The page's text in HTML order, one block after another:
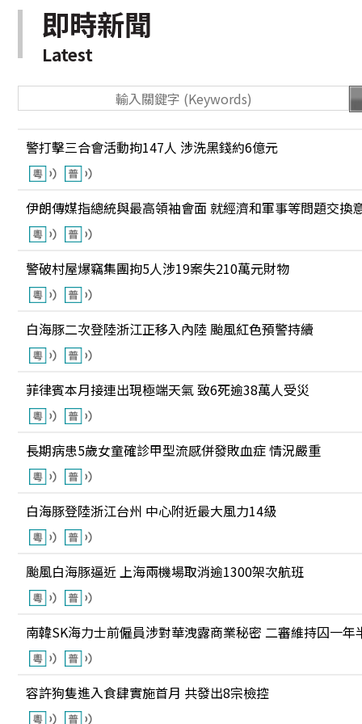
即時新聞
Latest
警打擊三合會活動拘147人 涉洗黑錢約6億元
伊朗傳媒指總統與最高領袖會面 就經濟和軍事等問題交換
警破村屋爆竊集團拘5人涉19案失210萬元財物
白海豚二次登陸浙江正移入內陸 颱風紅色預警持續
菲律賓本月接連出現極端天氣 致6死逾38萬人受災
長期病患5歲女童確診甲型流感併發敗血症 情況嚴重
白海豚登陸浙江台州 中心附近最大風力14級
颱風白海豚逼近 上海兩機場取消逾1300架次航班
南韓SK海力士前僱員涉對華洩露商業秘密 二審維持囚一年
容許狗隻進入食肆實施首月 共發出8宗檢控